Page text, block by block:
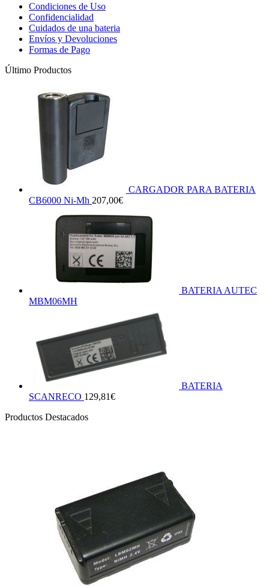
Condiciones de Uso
Confidencialidad
Cuidados de una bateria
Envíos y Devoluciones
Formas de Pago
Último Productos
CARGADOR PARA BATERIA
CB6000 Ni-Mh 207,00€
BATERIA AUTEC
MBM06MH
BATERIA
SCANRECO 129,81€
Productos Destacados